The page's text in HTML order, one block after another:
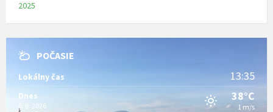
2025
POČASIE
Lokálny čas 13:35
Dnes
6. 8. 2026
38°C
1 m/s